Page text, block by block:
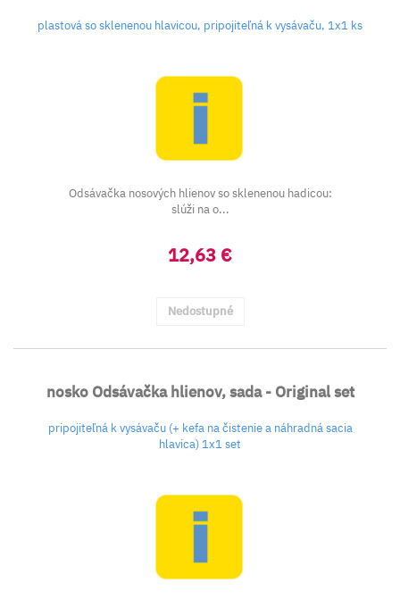
plastová so sklenenou hlavicou, pripojiteľná k vysávaču, 1x1 ks
Odsávačka nosových hlienov so sklenenou hadicou:
slúži na o...
12,63 €
Nedostupné
nosko Odsávačka hlienov, sada - Original set
pripojiteľná k vysávaču (+ kefa na čistenie a náhradná sacia
hlavica) 1x1 set